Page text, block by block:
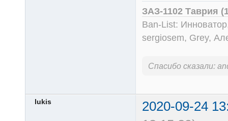
ЗАЗ-1102 Таврия
Ban-List:
sergiosem, Grey,
Спасибо сказали:
lukis
2020-09-24